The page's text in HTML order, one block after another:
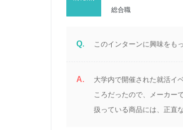
総合職
Q. このインターンに興味をも
A.
大学内で開催された就活イ
ころだったので、メーカー
扱っている商品には、正直